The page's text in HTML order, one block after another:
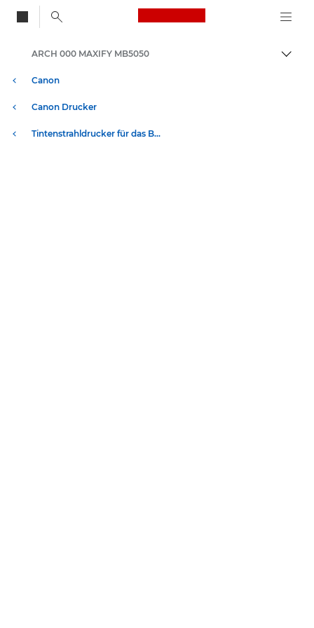
Canon Logo, back
Auf
Canon
Canon Drucker
Tintenstrahldrucker für das Büro - Inkjet
ARCH 000 MAXIFY MB5050